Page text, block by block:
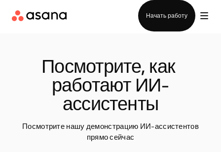
Начать работу
Посмотрите, как
работают ИИ-
ассистенты
Посмотрите нашу демонстрацию ИИ-ассистентов
прямо сейчас